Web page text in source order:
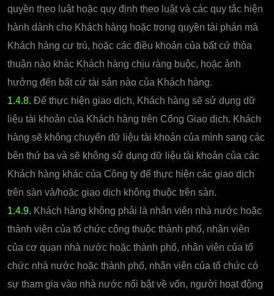
quyền theo luật hoặc quy định theo luật và các quy tắc hiện
hành dành cho Khách hàng hoặc trong quyền tài phán mà
Khách hàng cư trú, hoặc các điều khoản của bất cứ thỏa
thuận nào khác Khách hàng chịu ràng buộc, hoặc ảnh
hưởng đến bất cứ tài sản nào của Khách hàng.
1.4.8. Để thực hiện giao dịch, Khách hàng sẽ sử dụng dữ
liệu tài khoản của Khách hàng trên Cổng Giao dịch. Khách
hàng sẽ không chuyển dữ liệu tài khoản của mình sang các
bên thứ ba và sẽ không sử dụng dữ liệu tài khoản của các
Khách hàng khác của Công ty để thực hiện các giao dịch
trên sàn và/hoặc giao dịch không thuộc trên sàn.
1.4.9. Khách hàng không phải là nhân viên nhà nước hoặc
thành viên của tổ chức công thuộc thành phố, nhân viên
của cơ quan nhà nước hoặc thành phố, nhân viên của tổ
chức nhà nước hoặc thành phố, nhân viên của tổ chức có
sự tham gia vào nhà nước nổi bật về vốn, người hoạt động